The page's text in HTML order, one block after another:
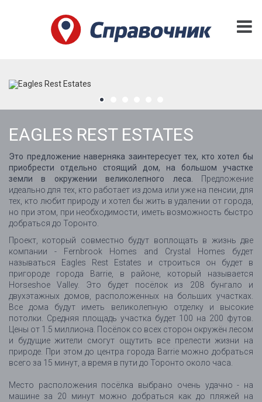
EAGLES REST ESTATES
Это предложение наверняка заинтересует тех, кто хотел бы
приобрести отдельно стоящий дом, на большом участке
земли в окружении великолепного леса.
Предложение
идеально для тех, кто работает из дома или уже на пенсии, для
тех, кто любит природу и хотел бы жить в удалении от города,
но при этом, при необходимости, иметь возможность быстро
добраться до Торонто.
Проект, который совместно будут воплощать в жизнь две
компании - Fernbrook Homes and Crystal Homes будет
называться Eagles Rest Estates и строиться он будет в
пригороде города Barrie, в районе, который называется
Horseshoe Valley. Это будет посёлок из 208 бунгало и
двухэтажных домов, расположенных на больших участках.
Все дома будут иметь великолепную отделку и высокие
потолки. Средняя площадь участка будет 100 на 200 футов.
Цены от 1.5 миллиона. Посёлок со всех сторон окружён лесом
и будущие жители смогут ощутить все прелести жизни на
природе. При этом до центра города Barrie можно добраться
всего за 15 минут, а время в пути до Торонто около часа.
Место расположения посёлка выбрано очень удачно - на
машине за 20 минут можно добраться как до пляжей на